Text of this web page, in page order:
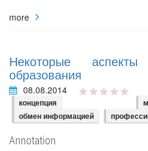
more
Некоторые аспекты
образования
08.08.2014
концепция
обмен информацией
Annotation